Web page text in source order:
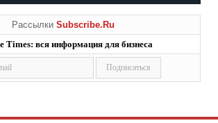
Рассылки Subscribe.Ru
Times: вся информация для бизнеса